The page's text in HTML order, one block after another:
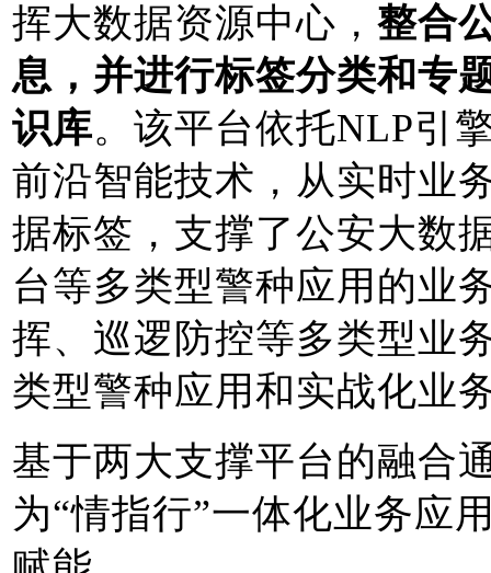
挥大数据资源中心， 整合
息，并进行标签分类和专
识库。该平台依托NLP引
前沿智能技术，从实时业
据标签，支撑了公安大数
台等多类型警种应用的业
挥、巡逻防控等多类型业
类型警种应用和实战化业
基于两大支撑平台的融合
为“情指行”一体化业务应